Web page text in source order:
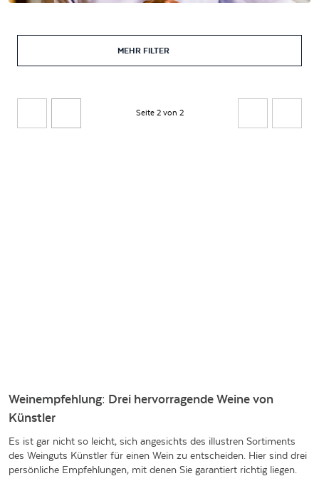
MEHR FILTER
Seite 2 von 2
Weinempfehlung: Drei hervorragende Weine von
Künstler
Es ist gar nicht so leicht, sich angesichts des illustren Sortiments
des Weinguts Künstler für einen Wein zu entscheiden. Hier sind drei
persönliche Empfehlungen, mit denen Sie garantiert richtig liegen.